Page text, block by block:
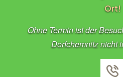
Ort!
Ohne Termin ist der
Dorfchemnitz nicht